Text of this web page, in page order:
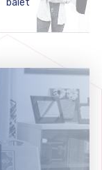
balet